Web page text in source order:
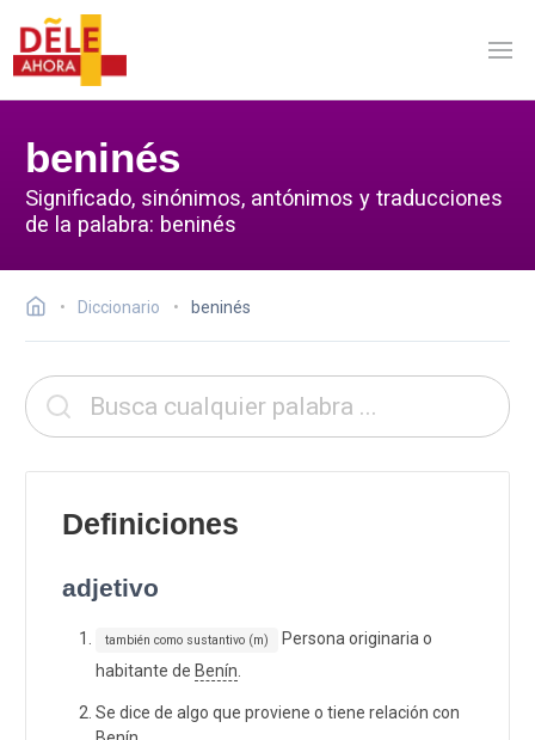
beninés
Significado, sinónimos, antónimos y traducciones
de la palabra: beninés
Diccionario beninés
Definiciones
adjetivo
también como sustantivo (m)
Persona originaria o
habitante de Benín
Se dice de algo que proviene o tiene relación con